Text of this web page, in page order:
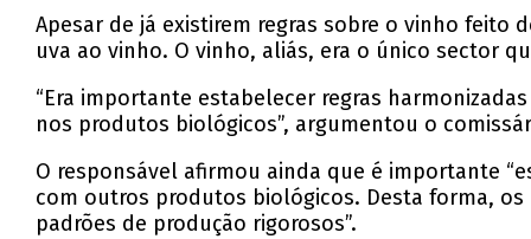
Apesar de já existirem regras sobre o vinho feito
uva ao vinho. O vinho, aliás, era o único sector
“Era importante estabelecer regras
nos produtos biológicos”, argumentou o
O responsável afirmou ainda que é importante
com outros produtos biológicos. Desta forma,
padrões de produção rigorosos”.